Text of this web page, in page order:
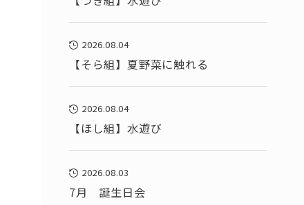
2026.08.04
【そら組】夏野菜に触れる
2026.08.04
【ほし組】水遊び
2026.08.03
7月 誕生日会